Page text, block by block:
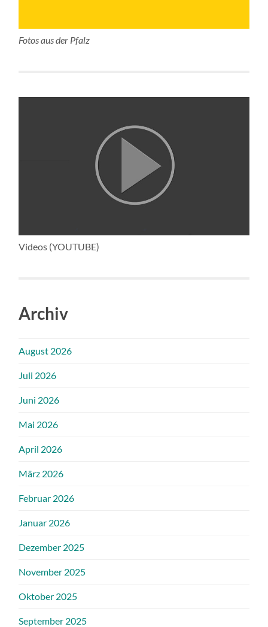
Fotos aus der Pfalz
Videos (YOUTUBE)
Archiv
August 2026
Juli 2026
Juni 2026
Mai 2026
April 2026
März 2026
Februar 2026
Januar 2026
Dezember 2025
November 2025
Oktober 2025
September 2025